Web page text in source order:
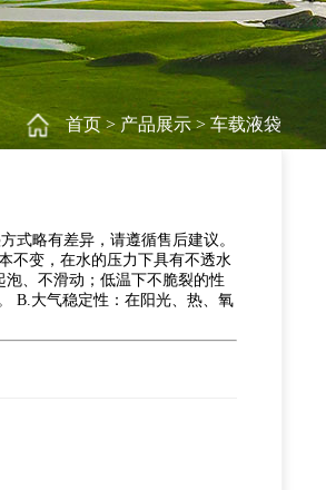
首页> 产品展示> 车载液袋
式略有差异，请遵循售后建议。
不变，在水的压力下具有不透水
、不滑动；低温下不脆裂的性
B.大气稳定性：在阳光、热、氧